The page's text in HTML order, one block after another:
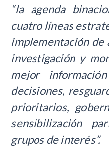
“la agenda
cuatro líneas
implementación
investigación y
mejor
decisiones,
prioritarios,
sensibilización
grupos de interés”.